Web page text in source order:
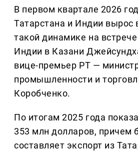
В первом квартале 2026
Татарстана и Индии вырос
такой динамике на
Индии в Казани
вице-премьер РТ —
промышленности и
Коробченко.
По итогам 2025 года
353 млн долларов, причем
составляет экспорт из